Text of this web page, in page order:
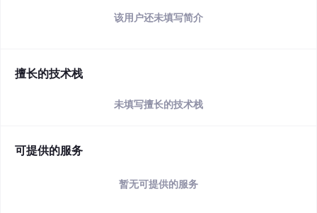
该用户还未填写简介
擅长的技术栈
未填写擅长的技术栈
可提供的服务
暂无可提供的服务